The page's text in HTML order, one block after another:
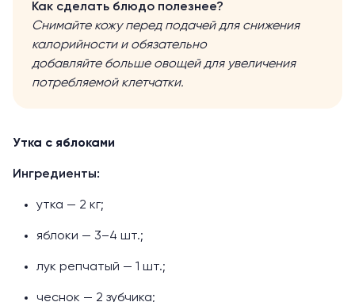
Как сделать блюдо полезнее?
Снимайте кожу перед подачей для снижения
калорийности и обязательно
добавляйте больше овощей для увеличения
потребляемой клетчатки.
Утка с яблоками
Ингредиенты:
утка — 2 кг;
яблоки — 3–4 шт.;
лук репчатый — 1 шт.;
чеснок — 2 зубчика;